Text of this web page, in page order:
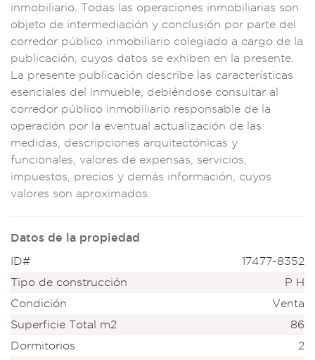
inmobiliario. Todas las operaciones inmobiliarias son
objeto de intermediación y conc lusión por parte del
corredor público inmobiliario co legiado a cargo de la
publicación, cuyos datos se exhiben en la presente.
La presente publicación describe las características
esenciales del inmueble, debiéndose consultar al
corredor público inmobiliario responsable de la
operación por la eventual actualización de las
medidas, descripciones arquitectónicas y
funcionales, valores de expensas, servicios,
impuestos, precios y demás información , cuyos
valores son aproximados.
Datos de la propiedad
ID#
17477-8352
Tipo de construcción
P H
Condición
Venta
Superficie Total m2
86
Dormitorios
2